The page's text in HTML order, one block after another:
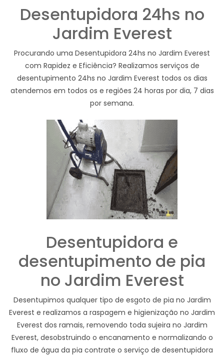
Desentupidora 24hs no
Jardim Everest
Procurando uma Desentupidora 24hs no Jardim Everest
com Rapidez e Eficiência? Realizamos serviços de
desentupimento 24hs no Jardim Everest todos os dias
atendemos em todos os e regiões 24 horas por dia, 7 dias
por semana.
Desentupidora e
desentupimento de pia
no Jardim Everest
Desentupimos qualquer tipo de esgoto de pia no Jardim
Everest e realizamos a raspagem e higienização no Jardim
Everest dos ramais, removendo toda sujeira no Jardim
Everest, desobstruindo o encanamento e normalizando o
fluxo de água da pia contrate o serviço de desentupidora